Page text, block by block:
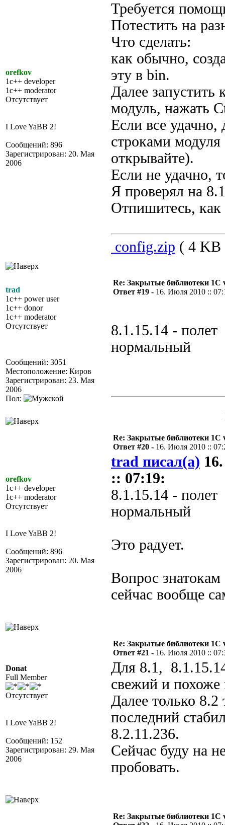
orefkov
1c++ developer
1c++ moderator
Отсутствует
I Love YaBB 2!
Сообщений: 896
Зарегистрирован: 20. Мая
2006
Требуется
Потестить на
Что сделать:
как обычно,
эту в bin.
Далее запустить
модуль, нажать
Если все
строками
открывайте).
Если не удачно,
Я проверял на
Отпишитесь, как
config.zip ( 4 KB
trad
1c++ power user
1c++ donor
1c++ moderator
Отсутствует
Сообщений: 3051
Местоположение: Киров
Зарегистрирован: 23. Мая
2006
Пол:
Re: Закрытые библиотеки 1С
Ответ #19 - 16. Июля 2010 ::
8.1.15.14 - полет
нормальный
orefkov
1c++ developer
1c++ moderator
Отсутствует
I Love YaBB 2!
Сообщений: 896
Зарегистрирован: 20. Мая
2006
Re: Закрытые библиотеки 1С
Ответ #20 - 16. Июля 2010 ::
trad писал(а)
:: 07:19:
8.1.15.14 - полет
нормальный
Это радует.
Вопрос знатокам
сейчас вообще
Donat
Full Member
Отсутствует
I Love YaBB 2!
Сообщений: 152
Зарегистрирован: 29. Мая
2006
Re: Закрытые библиотеки 1С
Ответ #21 - 16. Июля 2010 ::
Для 8.1,
свежий и похоже
Далее только 8.2
последний
8.2.11.236.
Сейчас буду на
пробовать.
Re: Закрытые библиотеки 1С